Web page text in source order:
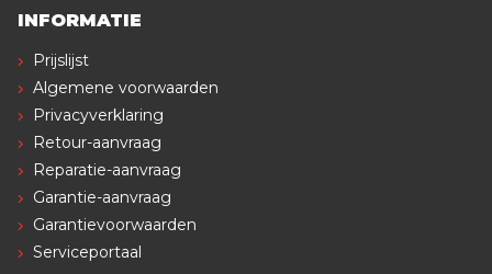
INFORMATIE
Prijslijst
Algemene voorwaarden
Privacyverklaring
Retour-aanvraag
Reparatie-aanvraag
Garantie-aanvraag
Garantievoorwaarden
Serviceportaal